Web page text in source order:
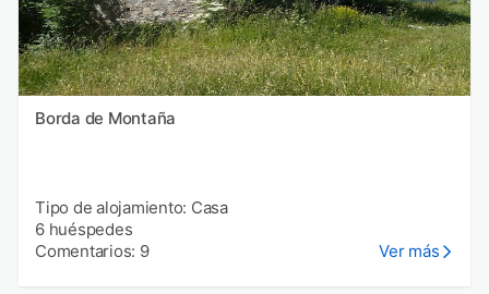
Borda de Montaña
Tipo de alojamiento: Casa
6 huéspedes
Comentarios: 9
Ver más